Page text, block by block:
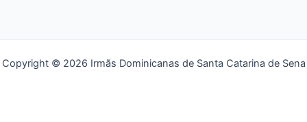
Copyright © 2026 Irmãs Dominicanas de Santa Catarina de Sena